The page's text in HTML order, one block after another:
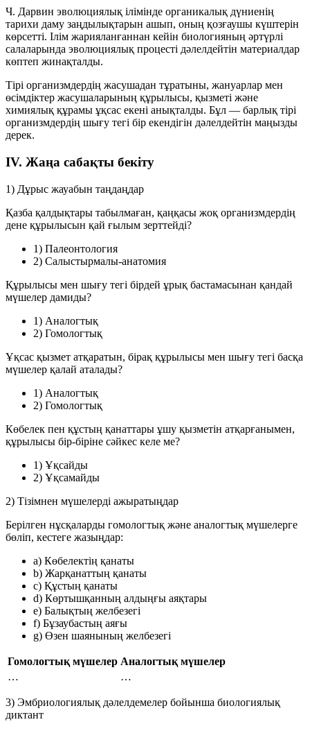
Ч. Дарвин эволюциялық ілімінде органикалық дүниенің
тарихи даму заңдылықтарын ашып, оның қозғаушы күштерін
көрсетті. Ілім жарияланғаннан кейін биологияның әртүрлі
салаларында эволюциялық процесті дәлелдейтін материалдар
көптеп жинақталды.
Тірі организмдердің жасушадан тұратыны, жануарлар мен
өсімдіктер жасушаларының құрылысы, қызметі және
химиялық құрамы ұқсас екені анықталды. Бұл — барлық тірі
организмдердің шығу тегі бір екендігін дәлелдейтін маңызды
дерек.
IV. Жаңа сабақты бекіту
1) Дұрыс жауабын таңдаңдар
Қазба қалдықтары табылмаған, қаңқасы жоқ организмдердің
дене құрылысын қай ғылым зерттейді?
1) Палеонтология
2) Салыстырмалы-анатомия
Құрылысы мен шығу тегі бірдей ұрық бастамасынан қандай
мүшелер дамиды?
1) Аналогтық
2) Гомологтық
Ұқсас қызмет атқаратын, бірақ құрылысы мен шығу тегі басқа
мүшелер қалай аталады?
1) Аналогтық
2) Гомологтық
Көбелек пен құстың қанаттары ұшу қызметін атқарғанымен,
құрылысы бір-біріне сәйкес келе ме?
1) Ұқсайды
2) Ұқсамайды
2) Тізімнен мүшелерді ажыратыңдар
Берілген нұсқаларды гомологтық және аналогтық мүшелерге
бөліп, кестеге жазыңдар:
a) Көбелектің қанаты
b) Жарқанаттың қанаты
c) Құстың қанаты
d) Көртышқанның алдыңғы аяқтары
e) Балықтың желбезегі
f) Бұзаубастың аяғы
g) Өзен шаянының желбезегі
Гомологтық мүшелер Аналогтық мүшелер
…
…
3) Эмбриологиялық дәлелдемелер бойынша биологиялық
диктант